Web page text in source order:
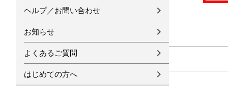
ヘルプ／お問い合わせ
お知らせ
よくあるご質問
はじめての方へ